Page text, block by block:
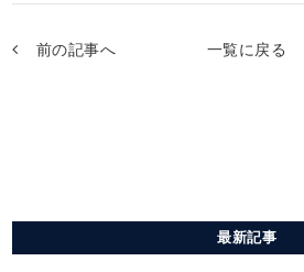
前の記事へ 一覧に戻る
最新記事